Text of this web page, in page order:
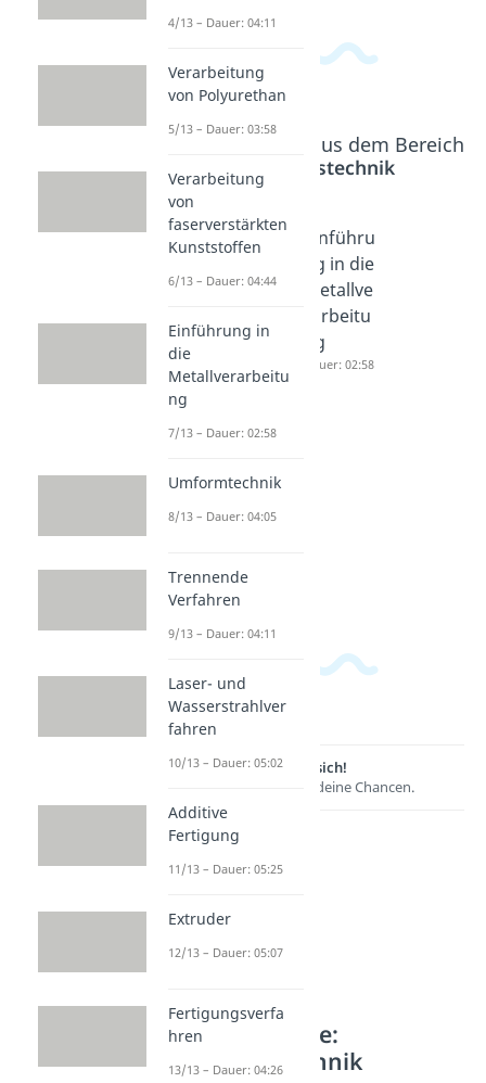
Beliebte Inhalte aus dem Bereich
Fertigungstechnik
Verarbei
von
han
Dauer: 03:58
Verarbei
von
stärkten
Kunstst
Einführu
ng in die
Metallve
rarbeitu
ng
Dauer: 02:58
Lernen lohnt sich!
Entdecke hier deine Chancen.
Weitere Inhalte:
Fertigungstechnik
4/13 – Dauer: 04:11
Verarbeitung
von Polyurethan
5/13 – Dauer: 03:58
Verarbeitung
von
faserverstärkten
Kunststoffen
6/13 – Dauer: 04:44
Einführung in
die
Metallverarbeitu
ng
7/13 – Dauer: 02:58
Umformtechnik
8/13 – Dauer: 04:05
Trennende
Verfahren
9/13 – Dauer: 04:11
Laser- und
Wasserstrahlver
fahren
10/13 – Dauer: 05:02
Additive
Fertigung
11/13 – Dauer: 05:25
Extruder
12/13 – Dauer: 05:07
Fertigungsverfa
hren
13/13 – Dauer: 04:26